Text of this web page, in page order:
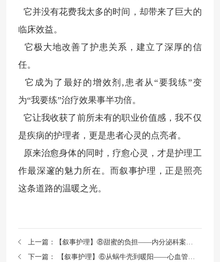
它并没有花费我太多的时间，却带来了巨大的
临床效益。
它极大地改善了护患关系，建立了深厚的信
任。
它成为了最好的增效剂,患者从“要我练”变
为“我要练”治疗效果事半功倍。
它让我收获了前所未有的职业价值感，我不仅
是疾病的护理者，更是患者心灵的点亮者。
原来治愈身体的同时，疗愈心灵，才是护理工
作最深邃的魅力所在。而叙事护理，正是照亮
这条道路的温暖之光。
上一篇：
下一篇：